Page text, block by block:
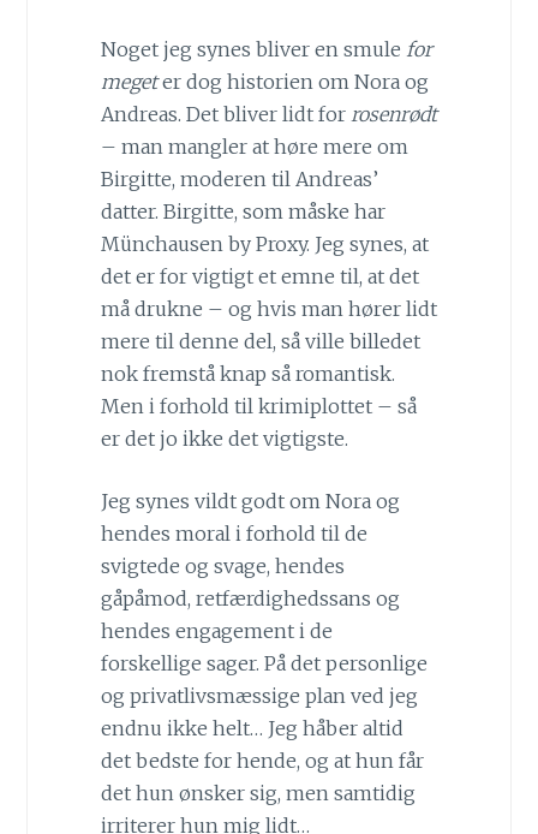
Noget jeg synes bliver en smule for
megeter dog historien om Nora og
Andreas. Det bliver lidt for rosenrødt
– man mangler at høre mere om
Birgitte, moderen til Andreas’
datter. Birgitte, som måske har
Münchausen by Proxy. Jeg synes, at
det er for vigtigt et emne til, at det
må drukne – og hvis man hører lidt
mere til denne del, så ville billedet
nok fremstå knap så romantisk.
Men i forhold til krimiplottet – så
er det jo ikke det vigtigste.
Jeg synes vildt godt om Nora og
hendes moral i forhold til de
svigtede og svage, hendes
gåpåmod, retfærdighedssans og
hendes engagement i de
forskellige sager. På det personlige
og privatlivsmæssige plan ved jeg
endnu ikke helt… Jeg håber altid
det bedste for hende, og at hun får
det hun ønsker sig, men samtidig
irriterer hun mig lidt…